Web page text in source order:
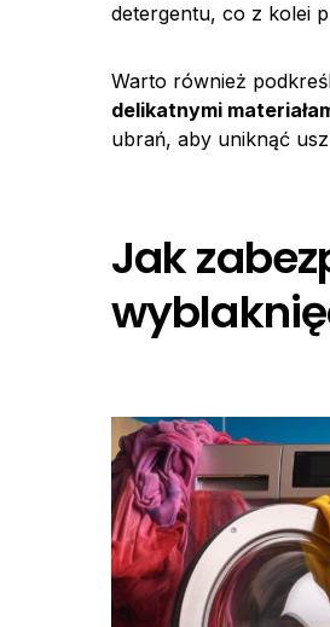
detergentu, co z kolei
Warto również
delikatnymi
ubrań, aby uniknąć
Jak